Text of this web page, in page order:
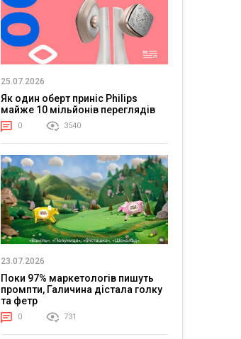
25.07.2026
Як один оберт приніс Philips
майже 10 мільйонів переглядів
0 3540
23.07.2026
Поки 97% маркетологів пишуть
промпти, Галичина дістала голку
та фетр
0 731